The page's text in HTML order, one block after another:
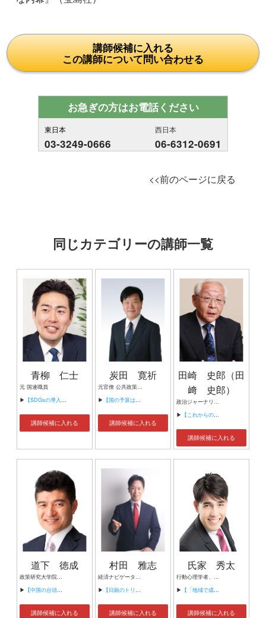
講師候補に入れる
この講師について問い合わせる
お急ぎの方はお電話ください
東日本
03-3249-0666
西日本
06-6312-0691
<<前のページに戻る
同じカテゴリーの講師一覧
青柳 仁士
元 国連職員
▶ 【SDGsの導入と実践（民間企業向け）】
講師候補に入れる
炭田 寛祈
元官僚 公共政策コンサルタント
▶ 【国の予算はどう決まるのか】
講師候補に入れる
田崎 史郎（田
﨑 史郎）
政治ジャーナリスト 駿河台大学客員教授 (元)時事通信社 解説委員
▶ 【これからの日本政治】
講師候補に入れる
道下 徳成
政策研究大学院大学 理事・副学長・教授
▶ 【中国の台頭と日本の対応】
講師候補に入れる
村田 雅志
経済ナビゲーター 経済評論家 金融アナリスト 元堂島取引所社長
▶ 【日銀のトリレンマと日本経済の未来 ～インフレ時代における資産格差拡大のリスクと対策～】
講師候補に入れる
氏家 秀太
行動心理学者、ビジネスコンサルタント、キャスター、作家、著述家
▶ 【「地域で成功する全国有名企業のここだけ成功の秘密」】
講師候補に入れる